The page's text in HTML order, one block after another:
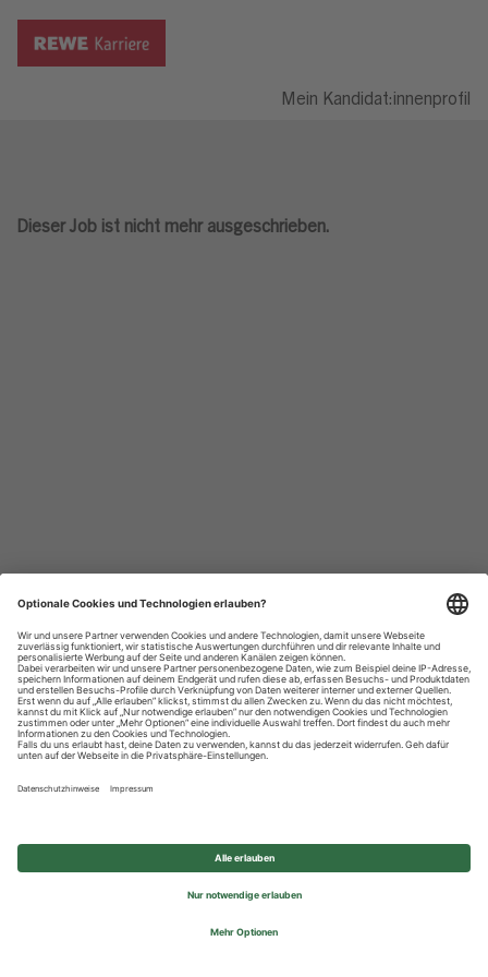
Mein Kandidat:innenprofil
Dieser Job ist nicht mehr ausgeschrieben.
Datenschutzhinweise
Impressum
Privatsphäre-Einstellungen
© 2026 REWE Group - All rights reserved